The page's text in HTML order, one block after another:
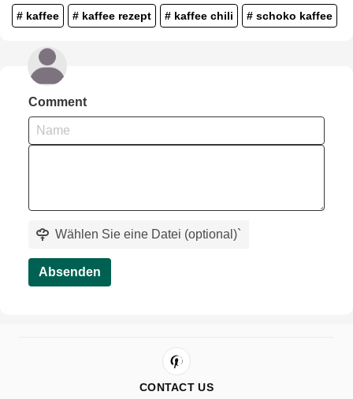
# kaffee # kaffee rezept # kaffee chili # schoko kaffee
Comment
Wählen Sie eine Datei (optional)`
Absenden
CONTACT US